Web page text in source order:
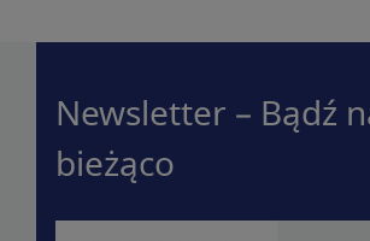
Newsletter – Bądź
bieżąco